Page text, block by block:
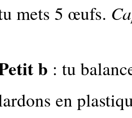
mets 5 œufs.
b : tu
en